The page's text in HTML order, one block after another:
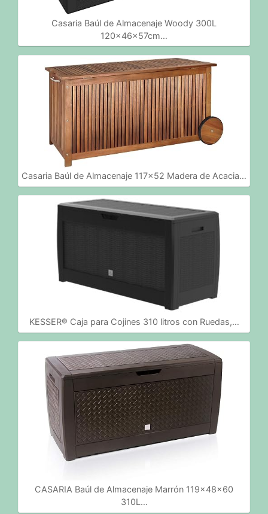
Casaria Baúl de Almacenaje Woody 300L
120x46x57cm…
Casaria Baúl de Almacenaje 117x52 Madera de Acacia…
KESSER® Caja para Cojines 310 litros con Ruedas,…
CASARIA Baúl de Almacenaje Marrón 119x48x60
310L…